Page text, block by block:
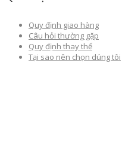
Quy định giao hàng
Câu hỏi thường gặp
Quy định thay thế
Tại sao nên chọn dúng tôi